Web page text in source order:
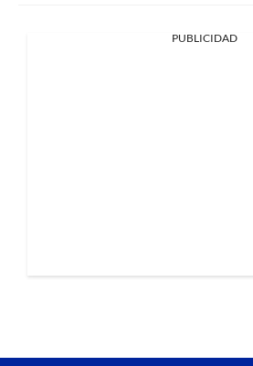
PUBLICIDAD